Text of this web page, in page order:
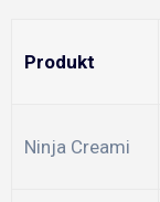
Produkt
Ninja Creami